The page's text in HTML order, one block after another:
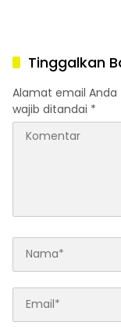
Tinggalkan
Alamat email Anda
wajib ditandai *